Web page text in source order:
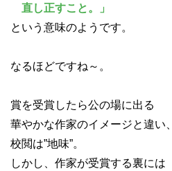
直し正すこと。」
という意味のようです。
なるほどですね～。
賞を受賞したら公の場に出る
華やかな作家のイメージと違い、
校閲は”地味”。
しかし、作家が受賞する裏には